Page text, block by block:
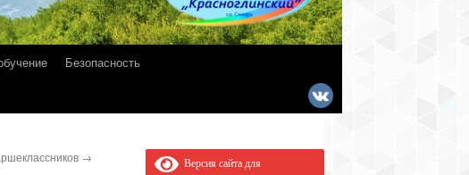
Безопасность
→
Версия сайта для